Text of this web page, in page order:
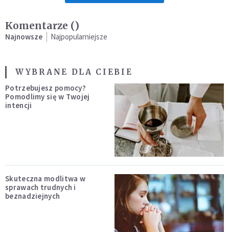
Komentarze ()
Najnowsze Najpopularniejsze
WYBRANE DLA CIEBIE
Potrzebujesz pomocy?
Pomodlimy się w Twojej
intencji
Skuteczna modlitwa w
sprawach trudnych i
beznadziejnych